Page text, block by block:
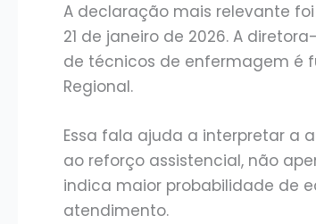
A declaração mais relevante
21 de janeiro de 2026. A
de técnicos de enfermagem é
Regional.
Essa fala ajuda a interpretar a
ao reforço assistencial, não
indica maior probabilidade de
atendimento.